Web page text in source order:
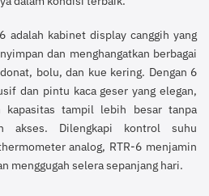
adalah kabinet display canggih yang
dan menghangatkan berbagai
bolu, dan kue kering. Dengan 6
dan pintu kaca geser yang elegan,
kapasitas tampil lebih besar tanpa
akses. Dilengkapi kontrol suhu
analog, RTR-6 menjamin
menggugah selera sepanjang hari.